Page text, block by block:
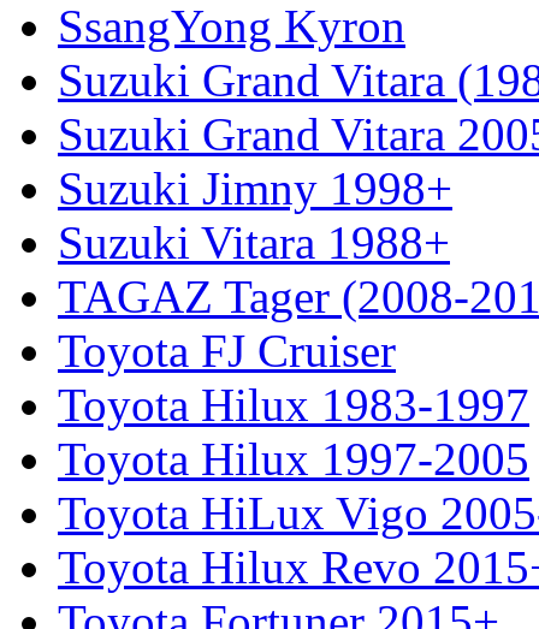
SsangYong Kyron
Suzuki Grand Vitara
Suzuki Grand Vitara
Suzuki Jimny 1998+
Suzuki Vitara 1988+
TAGAZ Tager (2008-
Toyota FJ Cruiser
Toyota Hilux 1983-1997
Toyota Hilux 1997-2005
Toyota HiLux Vigo
Toyota Hilux Revo